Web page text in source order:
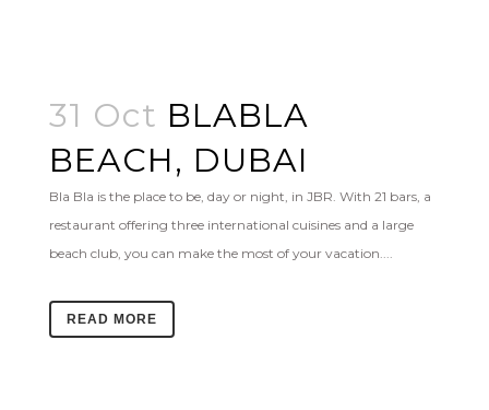
31 Oct BLABLA
BEACH, DUBAI
Bla Bla is the place to be, day or night, in JBR. With 21 bars, a
restaurant offering three international cuisines and a large
beach club, you can make the most of your vacation....
READ MORE